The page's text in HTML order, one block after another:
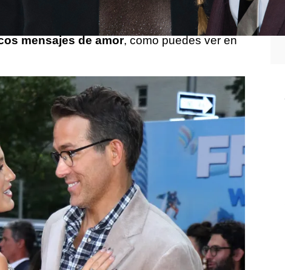
años después, continuan presumiendo su
compartiendo susdivertidas bromasy
mensajes de amor, como puedes ver en